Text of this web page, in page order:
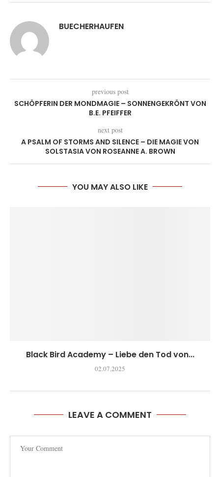
BUECHERHAUFEN
previous post
SCHÖPFERIN DER MONDMAGIE – SONNENGEKRÖNT VON
B.E. PFEIFFER
next post
A PSALM OF STORMS AND SILENCE – DIE MAGIE VON
SOLSTASIA VON ROSEANNE A. BROWN
YOU MAY ALSO LIKE
Black Bird Academy – Liebe den Tod von...
02.07.2025
LEAVE A COMMENT